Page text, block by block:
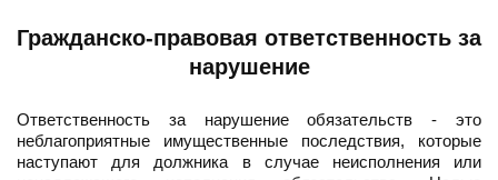
Гражданско-правовая ответственность за
нарушение
Ответственность за нарушение обязательств - это
неблагоприятные имущественные последствия, которые
наступают для должника в случае неисполнения или